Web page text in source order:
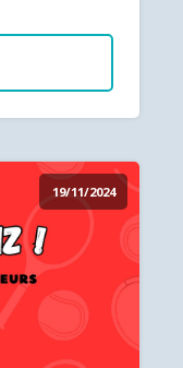
19/11/2024